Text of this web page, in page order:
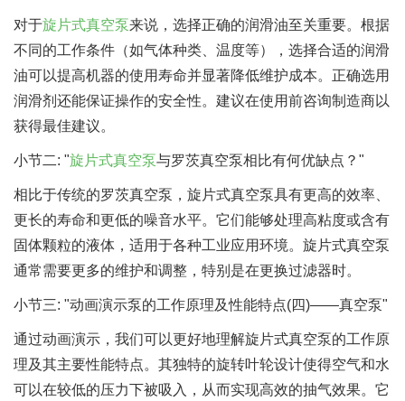
对于旋片式真空泵来说，选择正确的润滑油至关重要。根据
不同的工作条件（如气体种类、温度等），选择合适的润滑
油可以提高机器的使用寿命并显著降低维护成本。正确选用
润滑剂还能保证操作的安全性。建议在使用前咨询制造商以
获得最佳建议。
小节二: "旋片式真空泵与罗茨真空泵相比有何优缺点？"
相比于传统的罗茨真空泵，旋片式真空泵具有更高的效率、
更长的寿命和更低的噪音水平。它们能够处理高粘度或含有
固体颗粒的液体，适用于各种工业应用环境。旋片式真空泵
通常需要更多的维护和调整，特别是在更换过滤器时。
小节三: "动画演示泵的工作原理及性能特点(四)——真空泵"
通过动画演示，我们可以更好地理解旋片式真空泵的工作原
理及其主要性能特点。其独特的旋转叶轮设计使得空气和水
可以在较低的压力下被吸入，从而实现高效的抽气效果。它